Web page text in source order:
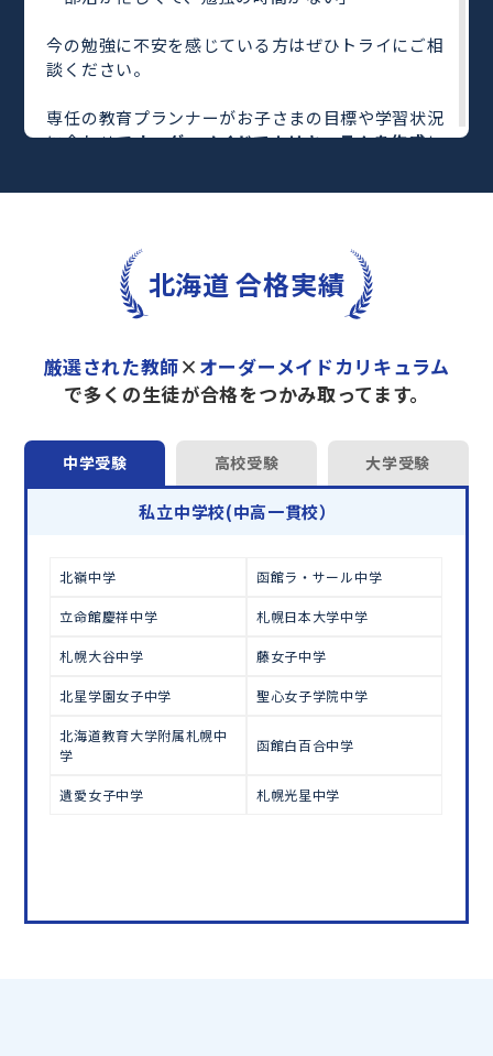
今の勉強に不安を感じている方はぜひトライにご相
談ください。
専任の教育プランナーがお子さまの目標や学習状況
に合わせてオーダーメイドでカリキュラムを作成し
完全マンツーマンで自分に合った教師がわかるまで
さらに、単元別の学習の理解度がわかる「AI学習診
や授業内容や授業以外の勉強をナビゲートする
「DAILY TRY」
など、豊富な学習コンテンツが
トライで一緒に“自己最高得点”を目指しません
か？
オンラインでの学習面談も承っております。
学習相談のお申し込みはこちら
北海道 合格実績
厳選された教師× オーダーメイドカリキュラム
で多くの生徒が合格をつかみ取ってます。
中学受験 高校受験 大学受験
私立中学校(中高一貫校）
北嶺中学 函館ラ・サール中学
立命館慶祥中学 札幌日本大学中学
札幌大谷中学 藤女子中学
北星学園女子中学 聖心女子学院中学
北海道教育大学附属札幌中
学
函館白百合中学
遺愛女子中学 札幌光星中学